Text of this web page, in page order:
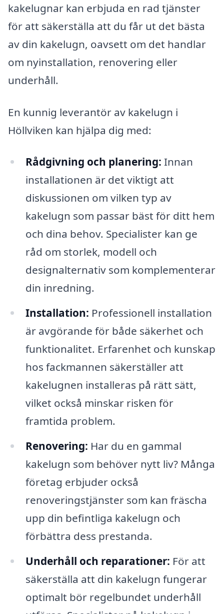
kakelugnar kan erbjuda en rad tjänster
för att säkerställa att du får ut det bästa
av din kakelugn, oavsett om det handlar
om nyinstallation, renovering eller
underhåll.
En kunnig leverantör av kakelugn i
Höllviken kan hjälpa dig med:
Rådgivning och planering: Innan
installationen är det viktigt att
diskussionen om vilken typ av
kakelugn som passar bäst för ditt hem
och dina behov. Specialister kan ge
råd om storlek, modell och
designalternativ som komplementerar
din inredning.
Installation: Professionell installation
är avgörande för både säkerhet och
funktionalitet. Erfarenhet och kunskap
hos fackmannen säkerställer att
kakelugnen installeras på rätt sätt,
vilket också minskar risken för
framtida problem.
Renovering: Har du en gammal
kakelugn som behöver nytt liv? Många
företag erbjuder också
renoveringstjänster som kan fräscha
upp din befintliga kakelugn och
förbättra dess prestanda.
Underhåll och reparationer: För att
säkerställa att din kakelugn fungerar
optimalt bör regelbundet underhåll